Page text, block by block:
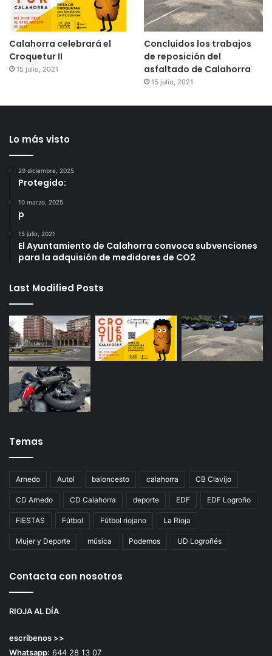
Calahorra celebrará el
Croquetur II
15 julio, 2021
Concluidos los trabajos
de reposición del
asfaltado de Calahorra
15 julio, 2021
Lo más visto
29 diciembre, 2025
Protegido:
10 marzo, 2025
p
15 julio, 2021
El Ayuntamiento de Calahorra convoca subvenciones
para la adquisión de medidores de CO2
Last Modified Posts
Temas
Arnedo Autol baloncesto calahorra CB Clavijo
CD Arnedo CD Calahorra deporte EDF EDF Logroño
FIESTAS Fútbol Fútbol riojano La Rioja
Mujer y Deporte música Podemos UD Logroñés
Contacta con nosotros
RIOJA AL DÍA
escríbenos >>
Whatsapp: 644 28 13 07